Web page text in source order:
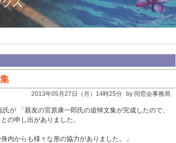
2013年05月27日（月）14時25分 by 同窓会事務局
が 「親友の宮原康一郎氏の追悼文集が完成したので、
の申し出がありました。
内からも様々な形の協力がありました。」